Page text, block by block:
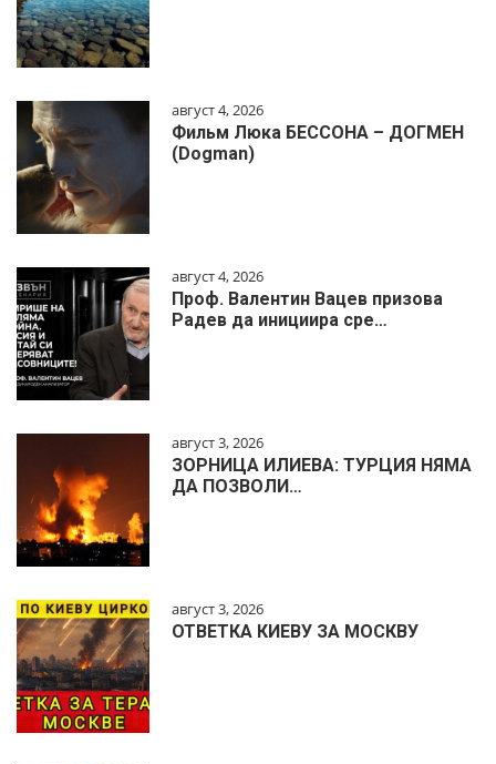
август 4, 2026
Фильм Люка БЕССОНА – ДОГМЕН
(Dogman)
август 4, 2026
Проф. Валентин Вацев призова
Радев да инициира сре…
август 3, 2026
ЗОРНИЦА ИЛИЕВА: ТУРЦИЯ НЯМА
ДА ПОЗВОЛИ…
август 3, 2026
ОТВЕТКА КИЕВУ ЗА МОСКВУ